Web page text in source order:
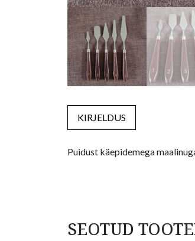
KIRJELDUS
Puidust käepidemega
SEOTUD